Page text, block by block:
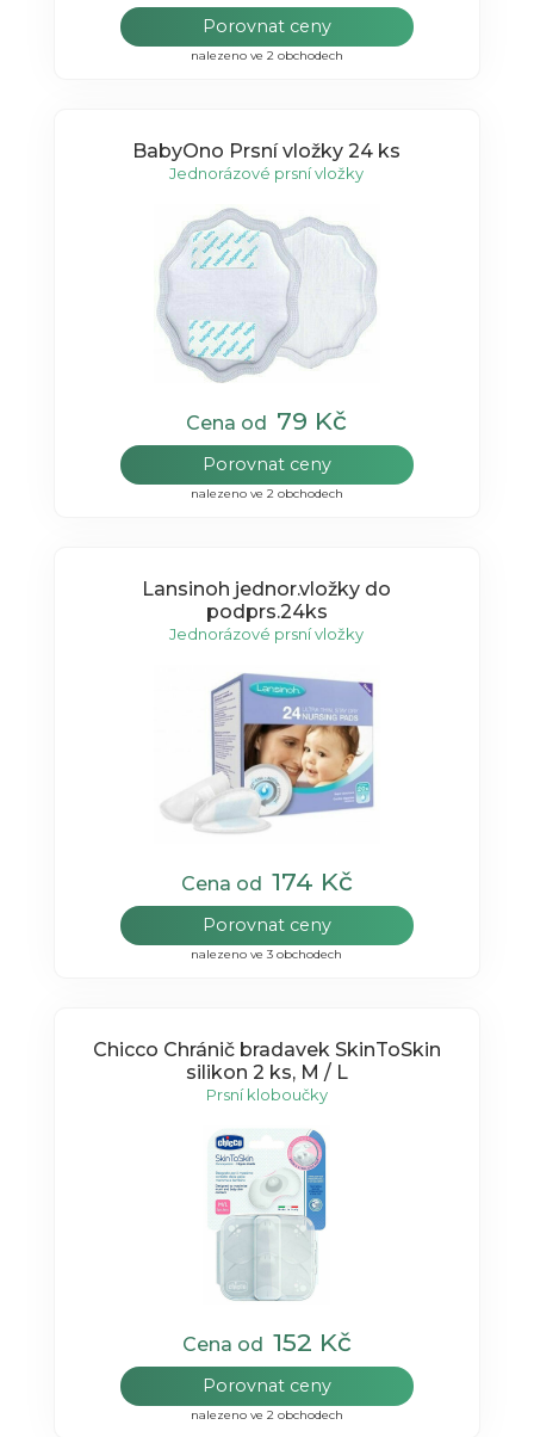
Porovnat ceny
nalezeno ve 2 obchodech
BabyOno Prsní vložky 24 ks
Jednorázové prsní vložky
Cena od 79 Kč
Porovnat ceny
nalezeno ve 2 obchodech
Lansinoh jednor.vložky do
podprs.24ks
Jednorázové prsní vložky
Cena od 174 Kč
Porovnat ceny
nalezeno ve 3 obchodech
Chicco Chránič bradavek SkinToSkin
silikon 2 ks, M / L
Prsní kloboučky
Cena od 152 Kč
Porovnat ceny
nalezeno ve 2 obchodech